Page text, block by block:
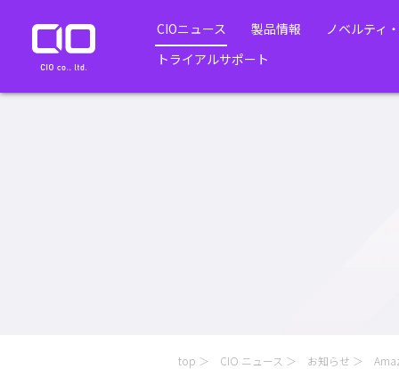
CIOニュース 製品情報
ノベルティ
トライアルサポート
top CIO ニュース お知らせ